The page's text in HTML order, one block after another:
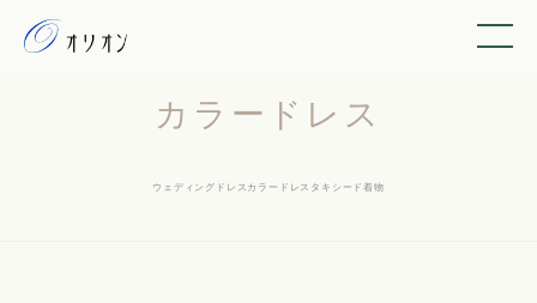
カラードレス
ウェディングドレス カラードレス タキシード着物